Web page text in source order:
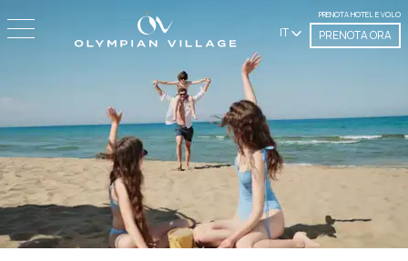
IT
PRENOTA HOTEL E VOLO
PRENOTA ORA